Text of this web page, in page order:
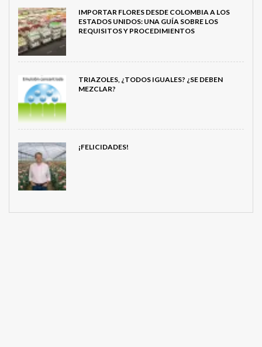
IMPORTAR FLORES DESDE COLOMBIA A LOS
ESTADOS UNIDOS: UNA GUÍA SOBRE LOS
REQUISITOS Y PROCEDIMIENTOS
TRIAZOLES, ¿TODOS IGUALES? ¿SE DEBEN
MEZCLAR?
¡FELICIDADES!